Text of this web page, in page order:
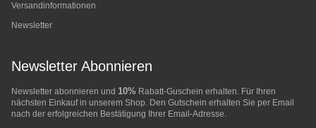
Versandinformationen
Newsletter
Newsletter Abonnieren
Newsletter abonnieren und 10% Rabatt-Guschein erhalten. Für Ihren
nächsten Einkauf in unserem Shop. Den Gutschein erhalten Sie per Email
nach der erfolgreichen Bestätigung Ihrer Email-Adresse.